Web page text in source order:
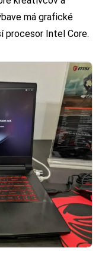
má grafické
procesor Intel Core.